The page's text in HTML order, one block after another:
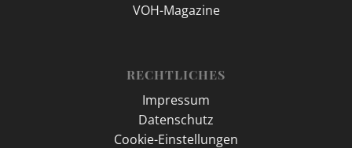
VOH-Magazine
RECHTLICHES
Impressum
Datenschutz
Cookie-Einstellungen